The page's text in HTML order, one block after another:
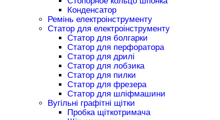
Конденсатор
Ремінь електроінструменту
Статор для електроінструменту
Статор для болгарки
Статор для перфоратора
Статор для дрилі
Статор для лобзика
Статор для пилки
Статор для фрезера
Статор для шліфмашини
Вугільні графітні щітки
Пробка щіткотримача